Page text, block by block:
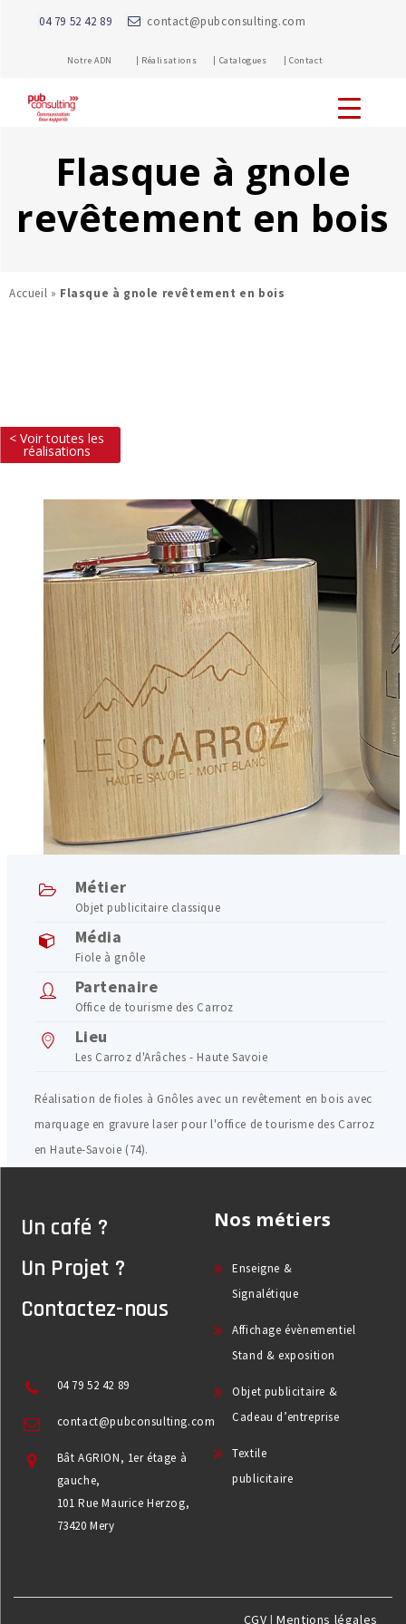
04 79 52 42 89 contact@pubconsulting.com
Notre ADN | Réalisations | Catalogues | Contact
Flasque à gnole
revêtement en bois
Accueil » Flasque à gnole revêtement en bois
< Voir toutes les
réalisations
Métier
Objet publicitaire classique
Média
Fiole à gnôle
Partenaire
Office de tourisme des Carroz
Lieu
Les Carroz d'Arâches - Haute Savoie
Réalisation de fioles à Gnôles avec un revêtement en bois avec
marquage en gravure laser pour l'office de tourisme des Carroz
en Haute-Savoie (74).
Un café ?
Un Projet ?
Contactez-nous
04 79 52 42 89
contact@pubconsulting.com
Bât AGRION, 1er étage à
gauche,
101 Rue Maurice Herzog,
73420 Mery
Nos métiers
Enseigne &
Signalétique
Affichage évènementiel
Stand & exposition
Objet publicitaire &
Cadeau d’entreprise
Textile
publicitaire
CGV |Mentions légales